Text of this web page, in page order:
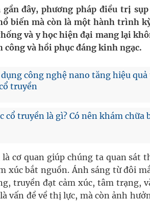
y tế
học bắt đầu từ trải nghiệm thực tế
cứu sống hàng nghìn phụ nữ mỗi năm
thời hiện đại
đây, phương pháp điều trị
biến mà còn là một hành trình
và y học hiện đại mang lại
và hồi phục đáng kinh ngạc.
công nghệ nano tăng hiệu
truyền
cổ truyền là gì? Có nên khám chữa
cơ quan giúp chúng ta quan sát
xúc bắt nguồn. Ánh sáng từ đôi
truyền đạt cảm xúc, tâm trạng,
vấn đề về thị lực, mà còn ảnh